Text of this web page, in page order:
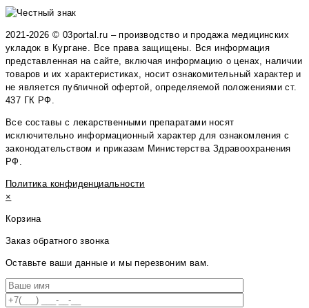
2021-2026 © 03portal.ru – производство и продажа медицинских
укладок в Кургане. Все права защищены. Вся информация
представленная на сайте, включая информацию о ценах, наличии
товаров и их характеристиках, носит ознакомительный характер и
не является публичной офертой, определяемой положениями ст.
437 ГК РФ.
Все составы с лекарственными препаратами носят
исключительно информационный характер для ознакомления с
законодательством и приказам Министерства Здравоохранения
РФ.
Политика конфиденциальности
×
Корзина
Заказ обратного звонка
Оставьте ваши данные и мы перезвоним вам.